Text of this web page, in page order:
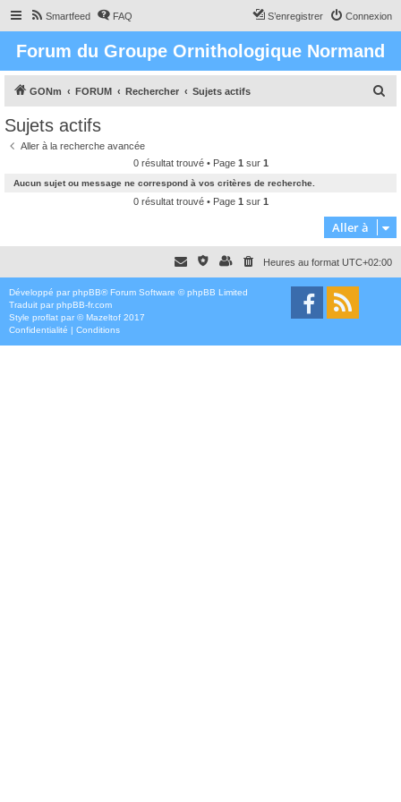
Smartfeed FAQ Connexion
S’enregistrer
Forum du Groupe Ornithologique Normand
GONm FORUM Rechercher Sujets actifs
c
h
e
Sujets actifs
Aller à la recherche avancée
0 résultat trouvé • Page 1 sur 1
Aucun sujet ou message ne correspond à vos critères de recherche.
0 résultat trouvé • Page 1 sur 1
Aller à
Heures au format UTC+02:00
Développé par phpBB® Forum Software © phpBB Limited
Traduit par phpBB-fr.com
Style proflat par ©Mazeltof 2017
Confidentialité | Conditions